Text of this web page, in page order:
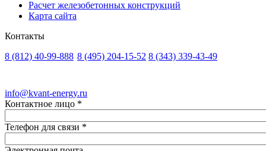
Расчет железобетонных конструкций
Карта сайта
Контакты
8 (812) 40-99-888 8 (495) 204-15-52 8 (343) 339-43-49
info@kvant-energy.ru
Контактное лицо *
Телефон для связи *